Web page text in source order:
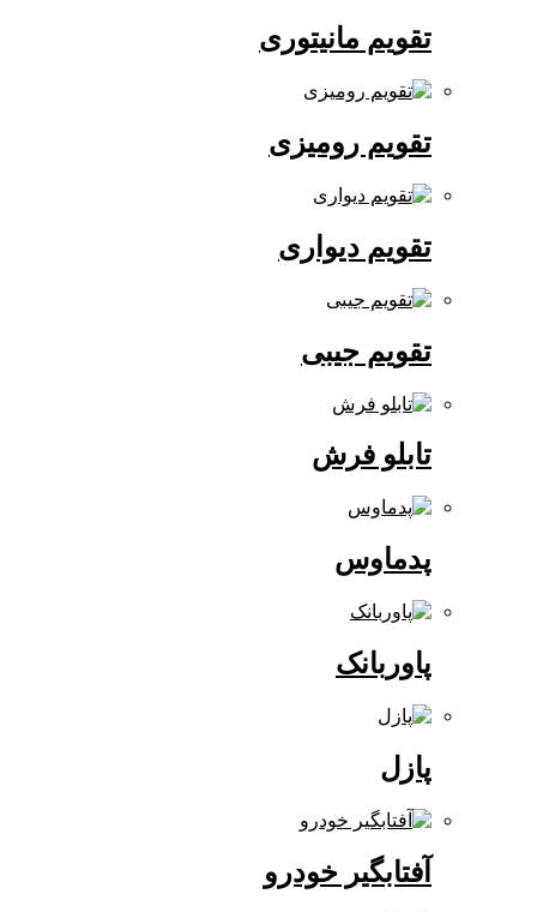
تقویم مانیتوری
تقویم رومیزی
تقویم دیواری
تقویم جیبی
تابلو فرش
آفتابگیر خودرو